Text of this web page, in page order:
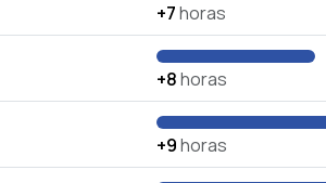
+7horas
+8horas
+9horas